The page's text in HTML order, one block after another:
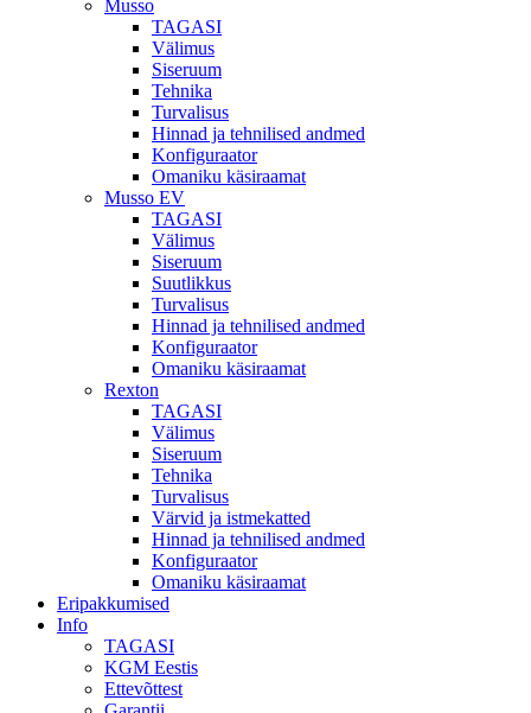
Musso
TAGASI
Välimus
Siseruum
Tehnika
Turvalisus
Hinnad ja tehnilised andmed
Konfiguraator
Omaniku käsiraamat
Musso EV
TAGASI
Välimus
Siseruum
Suutlikkus
Turvalisus
Hinnad ja tehnilised andmed
Konfiguraator
Omaniku käsiraamat
Rexton
TAGASI
Välimus
Siseruum
Tehnika
Turvalisus
Värvid ja istmekatted
Hinnad ja tehnilised andmed
Konfiguraator
Omaniku käsiraamat
Eripakkumised
Info
TAGASI
KGM Eestis
Ettevõttest